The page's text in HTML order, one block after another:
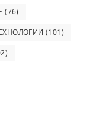
(76)
(101)